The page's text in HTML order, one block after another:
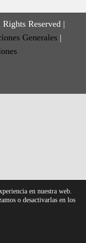
Reserved |
Generales |
en nuestra web.
o desactivarlas en los